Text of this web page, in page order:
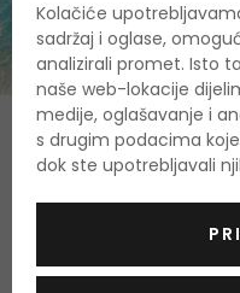
O proizvodu
Boja roza,
Kolačiće
sadržaj i oglase,
analizirali promet. Isto
naše web-lokacije
medije, oglašavanje i
s drugim podacima
dok ste upotrebljavali